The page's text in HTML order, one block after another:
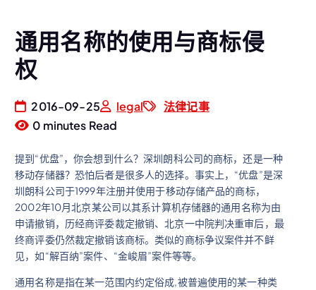
通用名称的使用与商标侵
权
2016-09-25 legal
法律记事
0 minutes Read
提到“优盘”，你会想到什么？深圳朗科公司的商标，还是一种
移动存储器？恐怕后者是很多人的选择。事实上，“优盘”是深
圳朗科公司于1999年注册并使用于移动存储产品的商标，
2002年10月北京某公司以其系计算机存储器的通用名称为由
申请撤销，历经商评委裁定撤销、北京一中院判决重审后，最
终商评委仍然裁定撤销该商标。类似的商标争议案件并不鲜
见，如“解百纳”案件、“金峻眉”案件等等。
通用名称是指在某一范围内约定俗成,被普遍使用的某一种类